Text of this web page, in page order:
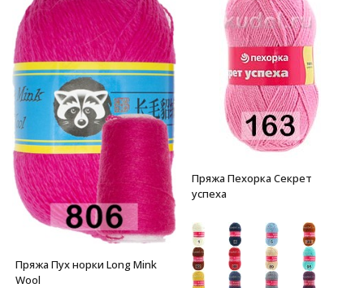
Пряжа Пух норки Long Mink
Wool
Пряжа Пехорка Секрет
успеха